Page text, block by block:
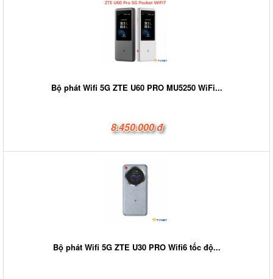
Bộ phát Wifi 5G ZTE U60 PRO MU5250 WiFi...
8.450.000 đ
Bộ phát Wifi 5G ZTE U30 PRO Wifi6 tốc độ...